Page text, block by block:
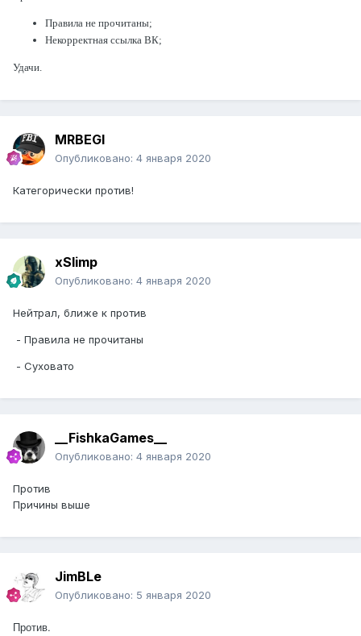
Правила не прочитаны;
Некорректная ссылка ВК;
Удачи.
MRBEGI
Опубликовано: 4 января 2020
Категорически против!
xSlimp
Опубликовано: 4 января 2020
Нейтрал, ближе к против
- Правила не прочитаны
- Суховато
__FishkaGames__
Опубликовано: 4 января 2020
Против
Причины выше
JimBLe
Опубликовано: 5 января 2020
Против.